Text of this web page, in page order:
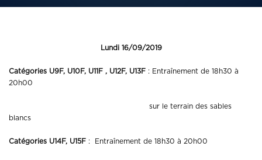
Lundi 16/09/2019
Catégories U9F, U10F, U11F , U12F, U13F : Entraînement de 18h30 à
20h00
sur le terrain des sables
blancs
Catégories U14F, U15F : Entraînement de 18h30 à 20h00